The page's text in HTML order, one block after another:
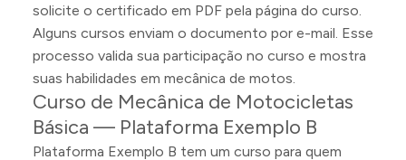
solicite o certificado em PDF pela página do curso.
Alguns cursos enviam o documento por e-mail. Esse
processo valida sua participação no curso e mostra
suas habilidades em mecânica de motos.
Curso de Mecânica de Motocicletas
Básica — Plataforma Exemplo B
Plataforma Exemplo B tem um curso para quem